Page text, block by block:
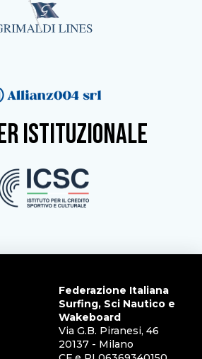
istituzionale
Federazione Italiana
Surfing, Sci Nautico e
Wakeboard
Via G.B. Piranesi, 46
20137 - Milano